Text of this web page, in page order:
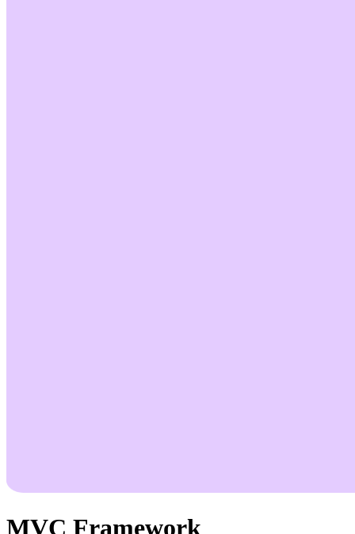
MVC Framework